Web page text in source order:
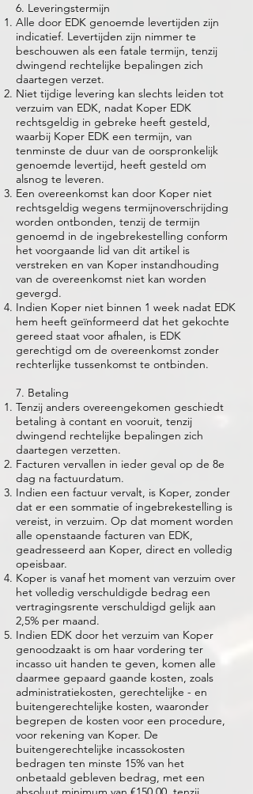
6. Leveringstermijn
Alle door EDK genoemde levertijden zijn
indicatief. Levertijden zijn nimmer te
beschouwen als een fatale termijn, tenzij
dwingend rechtelijke bepalingen zich
daartegen verzet.
Niet tijdige levering kan slechts leiden tot
verzuim van EDK, nadat Koper EDK
rechtsgeldig in gebreke heeft gesteld,
waarbij Koper EDK een termijn, van
tenminste de duur van de oorspronkelijk
genoemde levertijd, heeft gesteld om
alsnog te leveren.
Een overeenkomst kan door Koper niet
rechtsgeldig wegens termijnoverschrijding
worden ontbonden, tenzij de termijn
genoemd in de ingebrekestelling conform
het voorgaande lid van dit artikel is
verstreken en van Koper instandhouding
van de overeenkomst niet kan worden
gevergd.
Indien Koper niet binnen 1 week nadat EDK
hem heeft geïnformeerd dat het gekochte
gereed staat voor afhalen, is EDK
gerechtigd om de overeenkomst zonder
rechterlijke tussenkomst te ontbinden.
7. Betaling
Tenzij anders overeengekomen geschiedt
betaling à contant en vooruit, tenzij
dwingend rechtelijke bepalingen zich
daartegen verzetten.
Facturen vervallen in ieder geval op de 8e
dag na factuurdatum.
Indien een factuur vervalt, is Koper, zonder
dat er een sommatie of ingebrekestelling is
vereist, in verzuim. Op dat moment worden
alle openstaande facturen van EDK,
geadresseerd aan Koper, direct en volledig
opeisbaar.
Koper is vanaf het moment van verzuim over
het volledig verschuldigde bedrag een
vertragingsrente verschuldigd gelijk aan
2,5% per maand.
Indien EDK door het verzuim van Koper
genoodzaakt is om haar vordering ter
incasso uit handen te geven, komen alle
daarmee gepaard gaande kosten, zoals
administratiekosten, gerechtelijke - en
buitengerechtelijke kosten, waaronder
begrepen de kosten voor een procedure,
voor rekening van Koper. De
buitengerechtelijke incassokosten
bedragen ten minste 15% van het
onbetaald gebleven bedrag, met een